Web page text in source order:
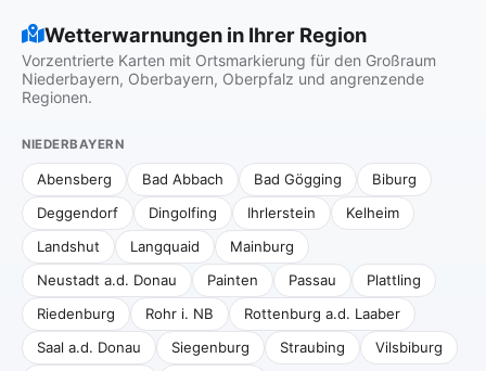
Wetterwarnungen in Ihrer Region
Vorzentrierte Karten mit Ortsmarkierung für den Großraum
Niederbayern, Oberbayern, Oberpfalz und angrenzende
Regionen.
NIEDERBAYERN
Abensberg Bad Abbach Bad Gögging
Biburg
Deggendorf
Dingolfing Ihrlerstein
Kelheim
Landshut
Langquaid
Mainburg
Neustadt a.d. Donau
Painten Passau
Plattling
Riedenburg
Rohr i. NB
Rottenburg a.d. Laaber
Saal a.d. Donau
Siegenburg Straubing
Vilsbiburg